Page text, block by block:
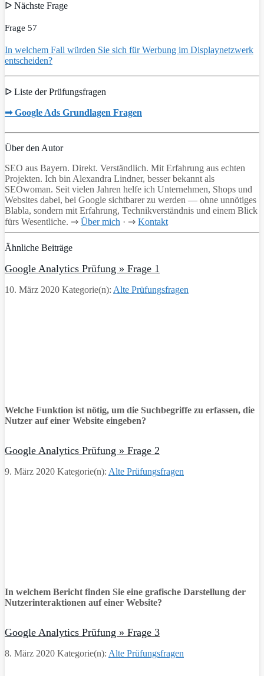
ᐅ Nächste Frage
Frage 57
In welchem Fall würden Sie sich für Werbung im Displaynetzwerk
entscheiden?
ᐅ Liste der Prüfungsfragen
➟ Google Ads Grundlagen Fragen
Über den Autor
SEO aus Bayern. Direkt. Verständlich. Mit Erfahrung aus echten
Projekten. Ich bin Alexandra Lindner, besser bekannt als
SEOwoman. Seit vielen Jahren helfe ich Unternehmen, Shops und
Websites dabei, bei Google sichtbarer zu werden — ohne unnötiges
Blabla, sondern mit Erfahrung, Technikverständnis und einem Blick
fürs Wesentliche. ⇒ Über mich · ⇒ Kontakt
Ähnliche Beiträge
Google Analytics Prüfung » Frage 1
10. März 2020 Kategorie(n): Alte Prüfungsfragen
Welche Funktion ist nötig, um die Suchbegriffe zu erfassen, die
Nutzer auf einer Website eingeben?
Google Analytics Prüfung » Frage 2
9. März 2020 Kategorie(n): Alte Prüfungsfragen
In welchem Bericht finden Sie eine grafische Darstellung der
Nutzerinteraktionen auf einer Website?
Google Analytics Prüfung » Frage 3
8. März 2020 Kategorie(n): Alte Prüfungsfragen